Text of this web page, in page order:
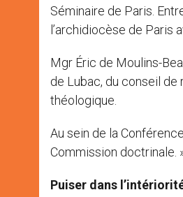
Séminaire de Paris.
l’archidiocèse de Paris
Mgr Éric de Moulins-
de Lubac, du conseil de
théologique.
Au sein de la
Commission doctrinale.
Puiser dans